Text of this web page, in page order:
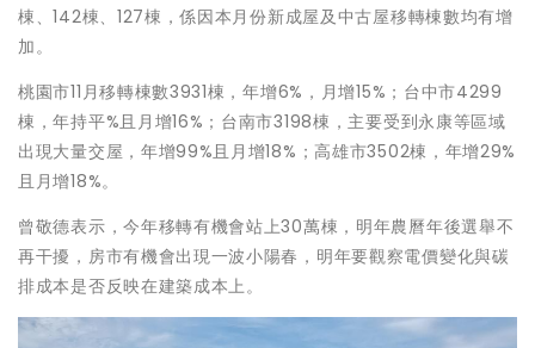
棟、142棟、127棟，係因本月份新成屋及中古屋移轉棟數均有增
加。
桃園市11月移轉棟數3931棟，年增6%，月增15%；台中市4299
棟，年持平%且月增16%；台南市3198棟，主要受到永康等區域
出現大量交屋，年增99%且月增18%；高雄市3502棟，年增29%
且月增18%。
曾敬德表示，今年移轉有機會站上30萬棟，明年農曆年後選舉不
再干擾，房市有機會出現一波小陽春，明年要觀察電價變化與碳
排成本是否反映在建築成本上。